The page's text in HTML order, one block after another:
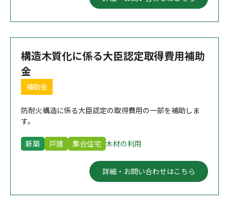
構造木質化に係る大臣認定取得費用補助
金
補助金
防耐火構造に係る大臣認定の取得費用の一部を補助しま
す。
新築 戸建 集合住宅 木材の利用
詳細・お問い合わせはこちら